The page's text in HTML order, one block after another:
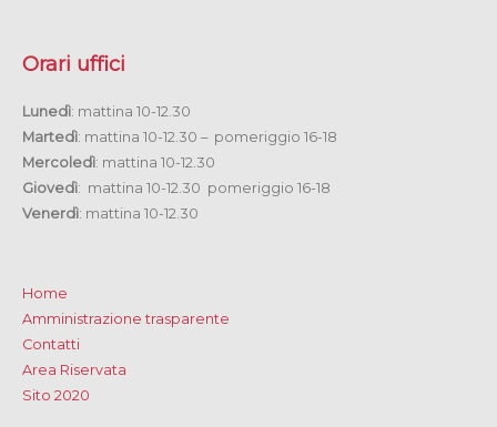
Orari uffici
Lunedì: mattina 10-12.30
Martedì: mattina 10-12.30 – pomeriggio 16-18
Mercoledì: mattina 10-12.30
Giovedì: mattina 10-12.30 pomeriggio 16-18
Venerdì: mattina 10-12.30
Home
Amministrazione trasparente
Contatti
Area Riservata
Sito 2020